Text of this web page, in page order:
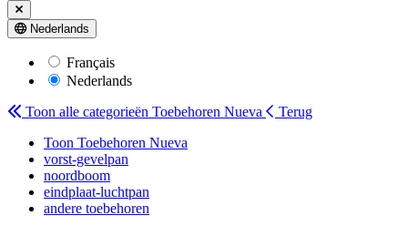
Nederlands
Français
Nederlands
Toon alle categorieën Toebehoren Nueva
Terug
Toon Toebehoren Nueva
vorst-gevelpan
noordboom
eindplaat-luchtpan
andere toebehoren